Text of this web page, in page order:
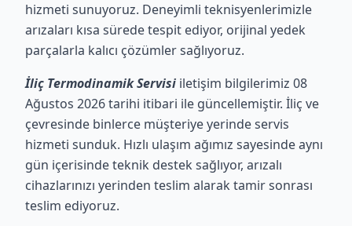
hizmeti sunuyoruz. Deneyimli teknisyenlerimizle
arızaları kısa sürede tespit ediyor, orijinal yedek
parçalarla kalıcı çözümler sağlıyoruz.
İliç Termodinamik Servisi iletişim bilgilerimiz 08
Ağustos 2026 tarihi itibari ile güncellemiştir. İliç ve
çevresinde binlerce müşteriye yerinde servis
hizmeti sunduk. Hızlı ulaşım ağımız sayesinde aynı
gün içerisinde teknik destek sağlıyor, arızalı
cihazlarınızı yerinden teslim alarak tamir sonrası
teslim ediyoruz.